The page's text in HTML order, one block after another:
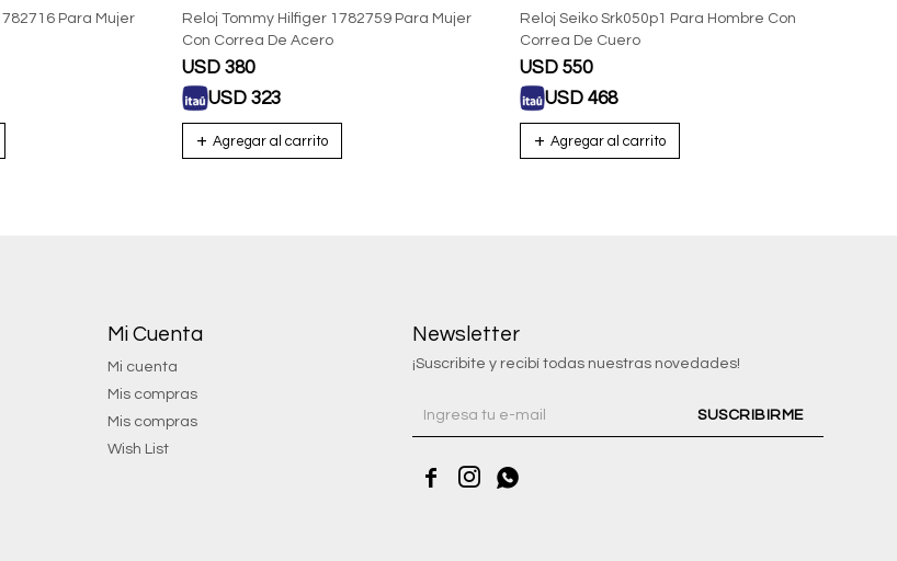
Para Mujer
Reloj Tommy Hilfiger 1782759 Para Mujer
Con Correa De Acero
USD 380
USD 323
Reloj Seiko Srk050p1 Para Hombre Con
Correa De Cuero
USD 550
USD 468
Mi Cuenta
Mi cuenta
Mis compras
Mis compras
Wish List
Newsletter
¡Suscribite y recibí todas nuestras novedades!
SUSCRIBIRME
  